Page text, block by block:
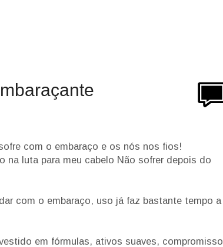
com o embaraço e os nós nos fios!
na luta para meu cabelo Não sofrer depois do
com o embaraço, uso já faz bastante tempo a
em fórmulas, ativos suaves, compromisso